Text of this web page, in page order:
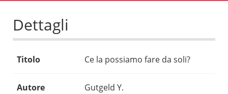
Dettagli
Titolo Ce la possiamo fare da soli?
Autore Gutgeld Y.